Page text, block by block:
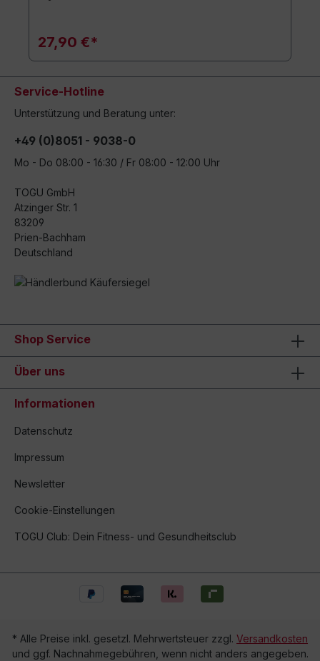
27,90 €*
Service-Hotline
Unterstützung und Beratung unter:
+49 (0)8051 - 9038-0
Mo - Do 08:00 - 16:30 / Fr 08:00 - 12:00 Uhr
TOGU GmbH
Atzinger Str. 1
83209
Prien-Bachham
Deutschland
Shop Service
Über uns
Informationen
Datenschutz
Impressum
Newsletter
Cookie-Einstellungen
TOGU Club: Dein Fitness- und Gesundheitsclub
* Alle Preise inkl. gesetzl. Mehrwertsteuer zzgl. Versandkosten
und ggf. Nachnahmegebühren, wenn nicht anders angegeben.